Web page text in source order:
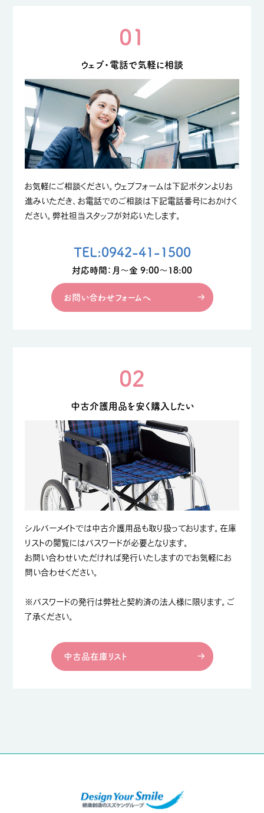
01
ウェブ・電話で気軽に相談
お気軽にご相談ください。ウェブフォームは下記ボタンよりお
進みいただき、お電話でのご相談は下記電話番号におかけく
ださい。弊社担当スタッフが対応いたします。
TEL:0942-41-1500
対応時間：月〜金 9:00〜18:00
お問い合わせフォームへ
02
中古介護用品を安く購入したい
シルバーメイトでは中古介護用品も取り扱っております。在庫
リストの閲覧にはパスワードが必要となります。
お問い合わせいただければ発行いたしますのでお気軽にお
問い合わせください。
※パスワードの発行は弊社と契約済の法人様に限ります。ご
了承ください。
中古品在庫リスト